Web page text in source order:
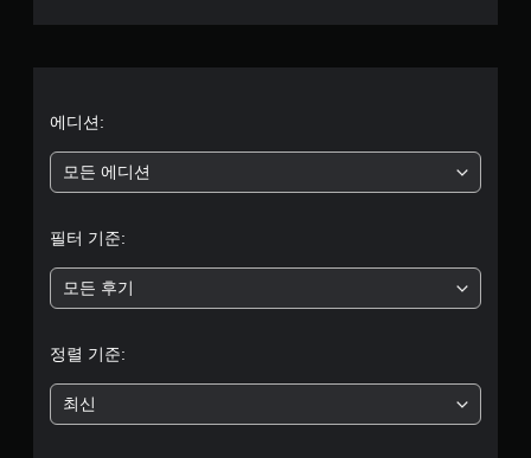
개
중
평
4
.
에디션:
모든 에디션
필터 기준:
모든 후기
정렬 기준:
최신